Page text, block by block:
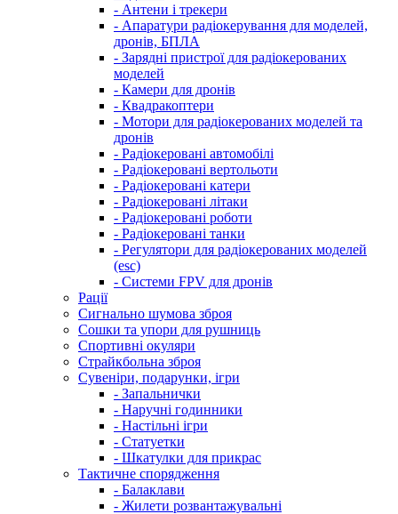
- Антени і трекери
- Апаратури радіокерування для моделей,
дронів, БПЛА
- Зарядні пристрої для радіокерованих
моделей
- Камери для дронів
- Квадракоптери
- Мотори для радіокерованих моделей та
дронів
- Радіокеровані автомобілі
- Радіокеровані вертольоти
- Радіокеровані катери
- Радіокеровані літаки
- Радіокеровані роботи
- Радіокеровані танки
- Регулятори для радіокерованих моделей
(esc)
- Системи FPV для дронів
Рації
Сигнально шумова зброя
Сошки та упори для рушниць
Спортивні окуляри
Страйкбольна зброя
Сувеніри, подарунки, ігри
- Запальнички
- Наручні годинники
- Настільні ігри
- Статуетки
- Шкатулки для прикрас
Тактичне спорядження
- Балаклави
- Жилети розвантажувальні